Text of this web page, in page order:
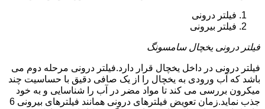
فیلتر درونی
فیلتر بیرونی
فیلتر درونی یخچال سامسونگ
فیلتر درونی در داخل یخچال قرار دارد.فیلتر درونی مرحله دوم می
باشد که آب ورودی به یخچال را از یک صافی دقیق با حساسیت چند
میکرون بررسی می کند تا مواد مضر در آب را شناسایی و به خود
جذب نماید.زمان تعویض فیلترهای درونی همانند فیلترهای بیرونی 6